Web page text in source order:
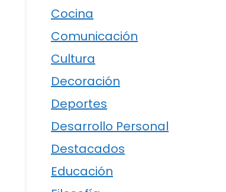
Cocina
Comunicación
Cultura
Decoración
Deportes
Desarrollo Personal
Destacados
Educación